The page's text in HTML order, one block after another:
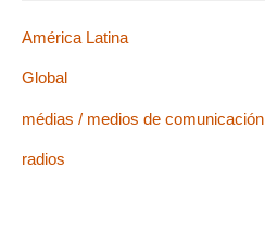
América Latina
Global
médias / medios de comunicación
radios